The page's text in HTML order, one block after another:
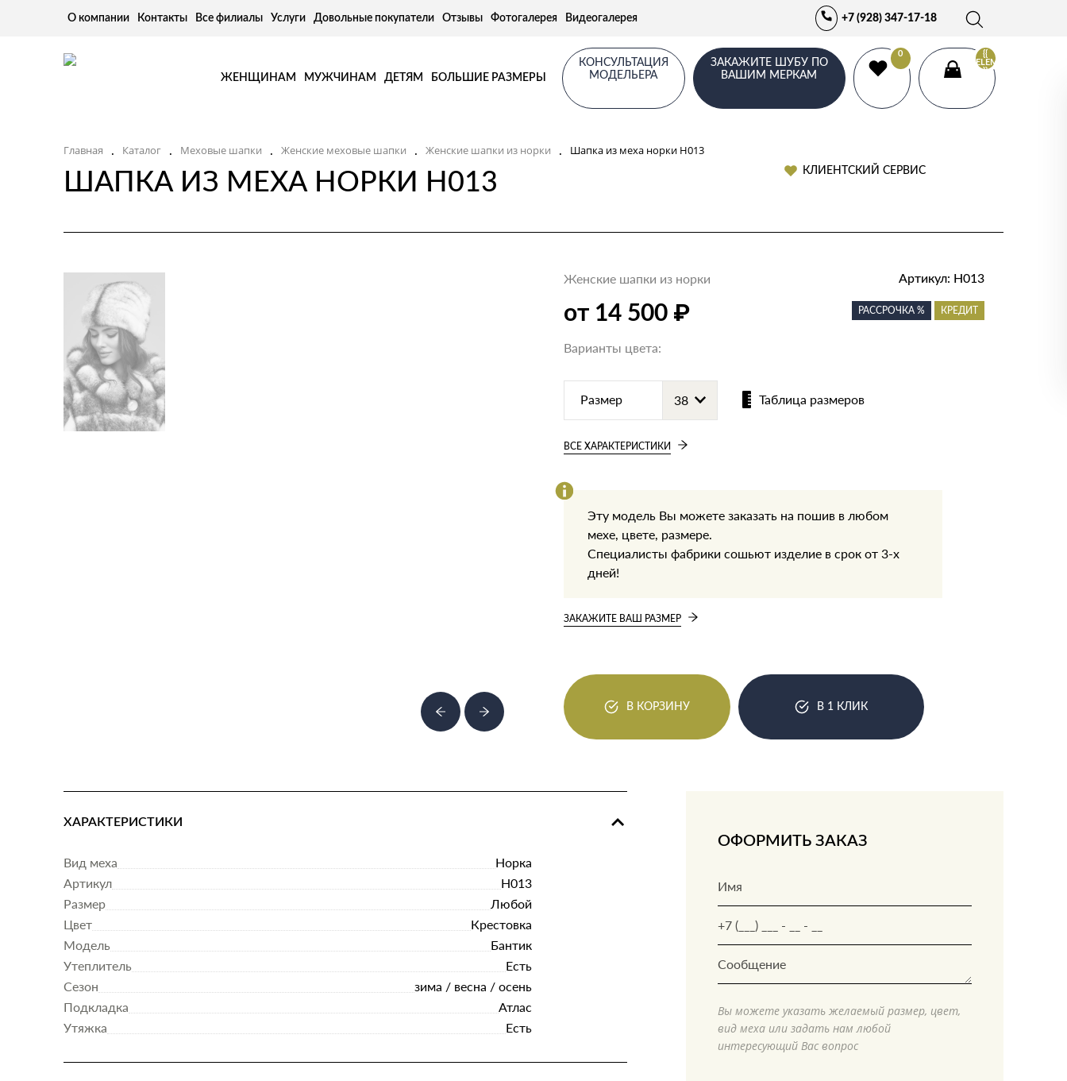
О компании Контакты Все филиалы Услуги Довольные покупатели Отзывы Фотогалерея Видеогалерея +7 (928) 347-17-18
ЖЕНЩИНАМ МУЖЧИНАМ ДЕТЯМ БОЛЬШИЕ РАЗМЕРЫ
КОНСУЛЬТАЦИЯ
МОДЕЛЬЕРА
ЗАКАЖИТЕ ШУБУ ПО
ВАШИМ МЕРКАМ
0
{{
ELEMENTS.LENGTH
}}
Главная . Каталог . Меховые шапки . Женские меховые шапки . Женские шапки из норки . Шапка из меха норки Н013
ШАПКА ИЗ МЕХА НОРКИ Н013 КЛИЕНТСКИЙ СЕРВИС
Женские шапки из норки Артикул: Н013
от 14 500 ₽ РАССРОЧКА % КРЕДИТ
Варианты цвета:
Размер Таблица размеров
ВСЕ ХАРАКТЕРИСТИКИ
Эту модель Вы можете заказать на пошив в любом
мехе, цвете, размере.
Специалисты фабрики сошьют изделие в срок от 3-х
дней!
ЗАКАЖИТЕ ВАШ РАЗМЕР
В КОРЗИНУ В 1 КЛИК
ХАРАКТЕРИСТИКИ
Вид меха
Норка
Артикул
Н013
Размер
Любой
Цвет
Крестовка
Модель
Бантик
Утеплитель
Есть
Сезон
зима / весна / осень
Подкладка
Атлас
Утяжка
Есть
ОФОРМИТЬ ЗАКАЗ
Вы можете указать желаемый размер, цвет,
вид меха или задать нам любой
интересующий Вас вопрос